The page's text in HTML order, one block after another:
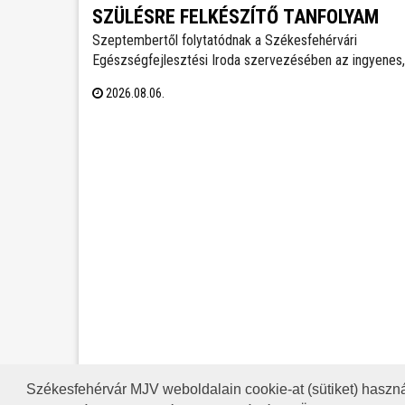
Székesfehérvár MJV weboldalain cookie-at (sütiket)
SZÜLÉSRE FELKÉSZÍTŐ TANFOLYAM
Szeptembertől folytatódnak a Székesfehérvári
Egészségfejlesztési Iroda szervezésében az ingyenes,
turnusra lehet jelentkezni és várják a 20. várandósági
2026.08.06.
RSS A HONLAP 2017.03.31-I